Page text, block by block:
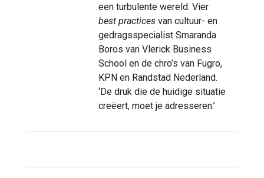
een turbulente wereld. Vier
best practicesvan cultuur- en
gedragsspecialist Smaranda
Boros van Vlerick Business
School en de chro’s van Fugro,
KPN en Randstad Nederland.
‘De druk die de huidige situatie
creëert, moet je adresseren.’